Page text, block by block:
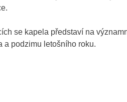
se kapela představí na
a podzimu letošního roku.